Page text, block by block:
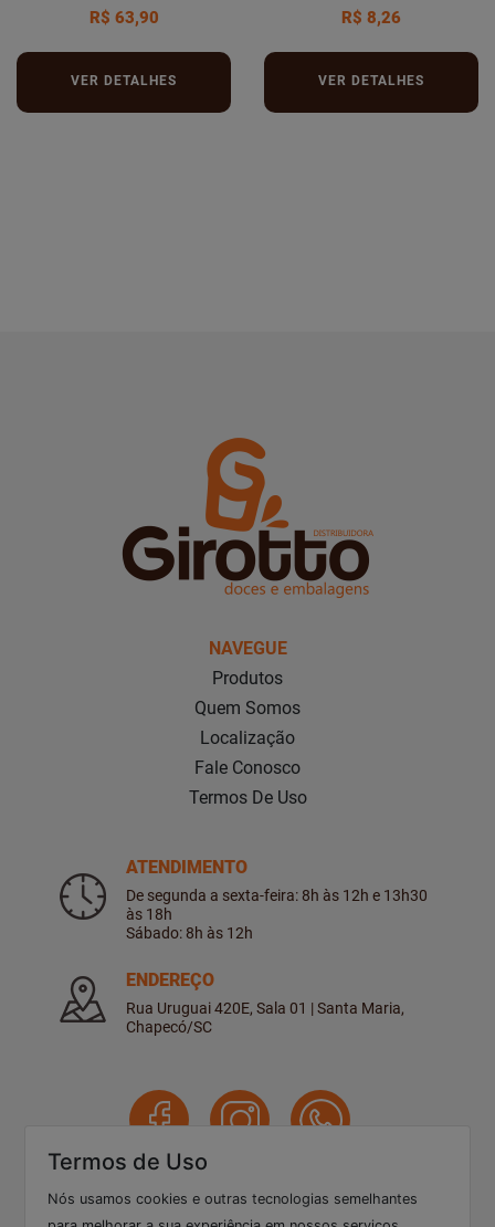
Termos de Uso
Nós usamos cookies e outras tecnologias semelhantes
R$ 63,90
VER DETALHES
R$ 8,26
VER DETALHES
NAVEGUE
Produtos
Quem Somos
Localização
Fale Conosco
Termos De Uso
ATENDIMENTO
De segunda a sexta-feira: 8h às 12h e 13h30
às 18h
Sábado: 8h às 12h
ENDEREÇO
Rua Uruguai 420E, Sala 01 | Santa Maria,
Chapecó/SC